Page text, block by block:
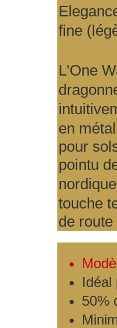
fine
L'One
en
pour
pointu
touche
de
Idéal
50%